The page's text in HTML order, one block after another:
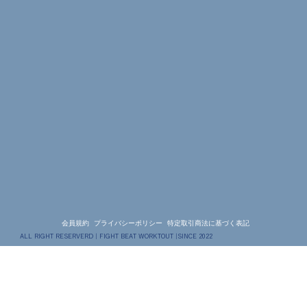
会員規約 プライバシーポリシー 特定取引商法に基づく表記
ALL RIGHT RESERVERD | FIGHT BEAT WORKTOUT |SINCE 2022